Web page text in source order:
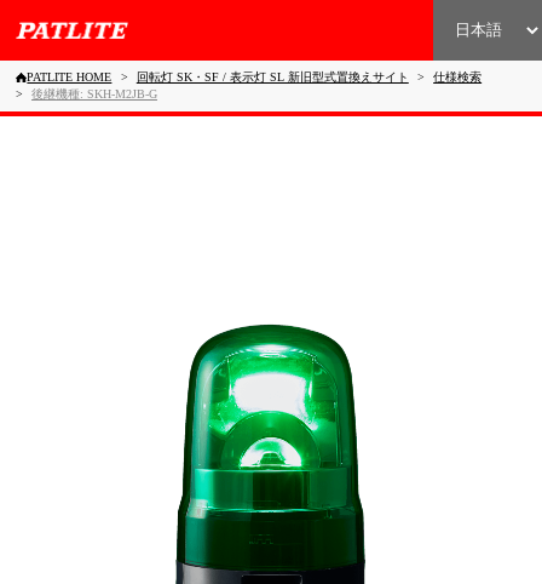
PATLITE HOME 回転灯 SK・SF / 表示灯 SL 新旧型式置換えサイト
仕様検索
後継機種: SKH-M2JB-G